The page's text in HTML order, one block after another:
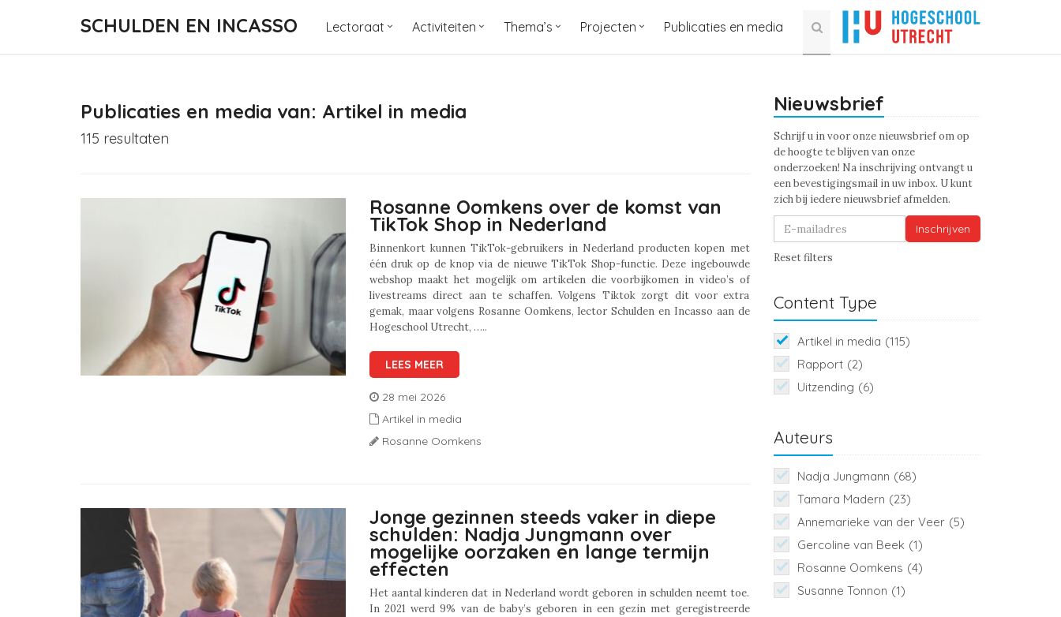
SCHULDEN EN INCASSO Lectoraat Activiteiten Thema’s Projecten Publicaties en media
Publicaties en media van: Artikel in media
115 resultaten
Rosanne Oomkens over de komst van
TikTok Shop in Nederland
Binnenkort kunnen TikTok-gebruikers in Nederland producten kopen met
één druk op de knop via de nieuwe TikTok Shop-functie. Deze ingebouwde
webshop maakt het mogelijk om artikelen die voorbijkomen in video’s of
livestreams direct aan te schaffen. Volgens Tiktok zorgt dit voor extra
gemak, maar volgens Rosanne Oomkens, lector Schulden en Incasso aan de
Hogeschool Utrecht, …..
LEES MEER
28 mei 2026
Artikel in media
Rosanne Oomkens
Jonge gezinnen steeds vaker in diepe
schulden: Nadja Jungmann over
mogelijke oorzaken en lange termijn
effecten
Het aantal kinderen dat in Nederland wordt geboren in schulden neemt toe.
In 2021 werd 9% van de baby’s geboren in een gezin met geregistreerde
Nieuwsbrief
Schrijf u in voor onze nieuwsbrief om op
de hoogte te blijven van onze
onderzoeken! Na inschrijving ontvangt u
een bevestigingsmail in uw inbox. U kunt
zich bij iedere nieuwsbrief afmelden.
Inschrijven
Reset filters
Content Type
Artikel in media (115)
Rapport (2)
Uitzending (6)
Auteurs
Nadja Jungmann (68)
Tamara Madern (23)
Annemarieke van der Veer (5)
Gercoline van Beek (1)
Rosanne Oomkens (4)
Susanne Tonnon (1)